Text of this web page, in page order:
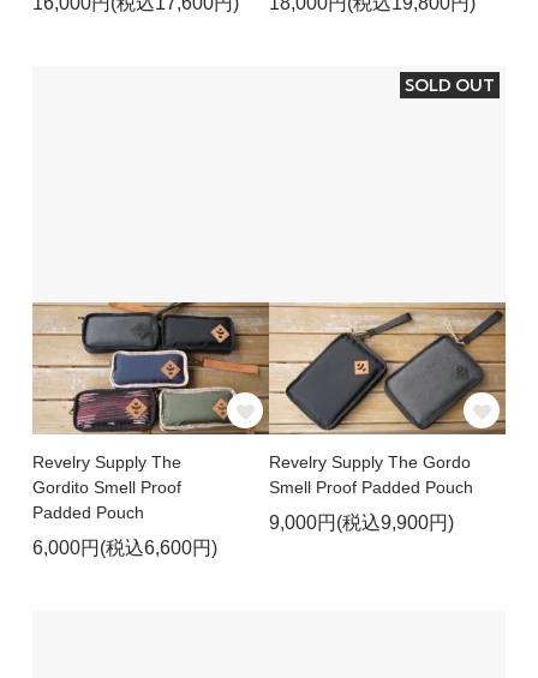
Revelry Supply The
Gordito Smell Proof
Padded Pouch
6,000円(税込6,600円)
SOLD OUT
Revelry Supply The Gordo
Smell Proof Padded Pouch
9,000円(税込9,900円)